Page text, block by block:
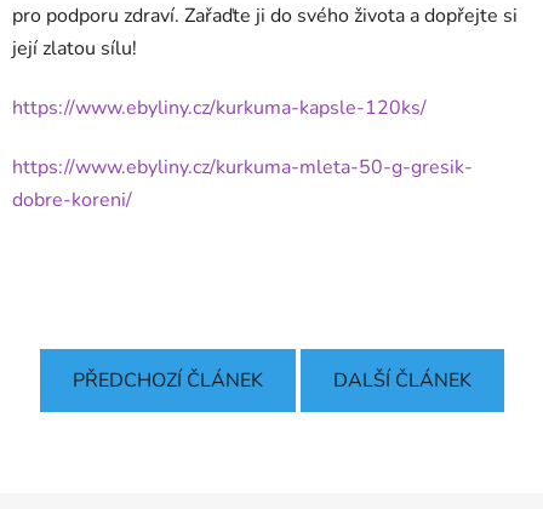
pro podporu zdraví. Zařaďte ji do svého života a dopřejte si
její zlatou sílu!
https://www.ebyliny.cz/kurkuma-kapsle-120ks/
https://www.ebyliny.cz/kurkuma-mleta-50-g-gresik-
dobre-koreni/
PŘEDCHOZÍ ČLÁNEK DALŠÍ ČLÁNEK